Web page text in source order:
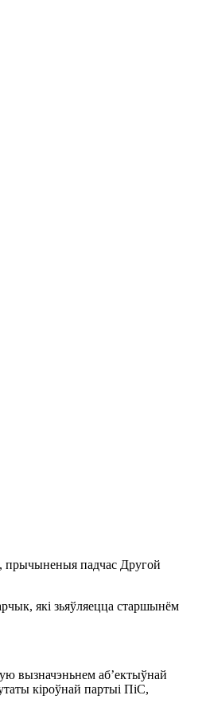
прычыненыя падчас Другой
які зьяўляецца старшынём
вызначэньнем абʼектыўнай
кіроўнай партыі ПіС,